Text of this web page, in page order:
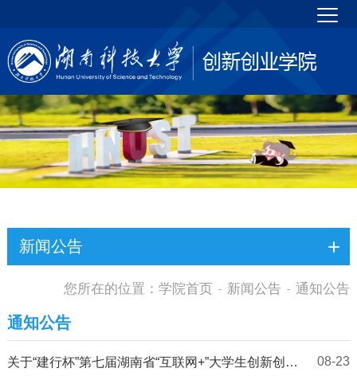
新闻公告
您所在的位置：学院首页 - 新闻公告 - 通知公告
通知公告
关于“建行杯”第七届湖南省“互联网+”大学生创新创业
08-23